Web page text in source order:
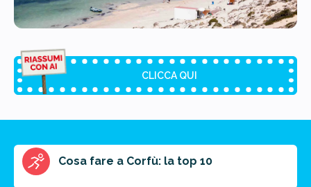
CLICCA QUI
Riassunto dell'articolo
Scegli il formato del riassunto
Cosa fare a Corfù: la top 10